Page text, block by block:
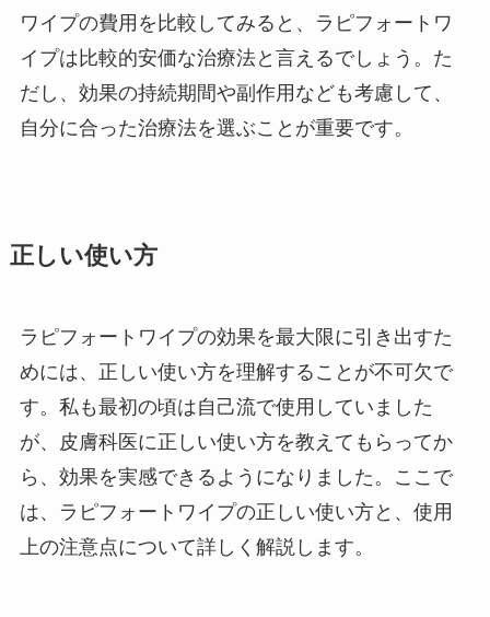
ワイプの費用を比較してみると、ラピフォートワ
イプは比較的安価な治療法と言えるでしょう。た
だし、効果の持続期間や副作用なども考慮して、
自分に合った治療法を選ぶことが重要です。
正しい使い方
ラピフォートワイプの効果を最大限に引き出すた
めには、正しい使い方を理解することが不可欠で
す。私も最初の頃は自己流で使用していました
が、皮膚科医に正しい使い方を教えてもらってか
ら、効果を実感できるようになりました。ここで
は、ラピフォートワイプの正しい使い方と、使用
上の注意点について詳しく解説します。